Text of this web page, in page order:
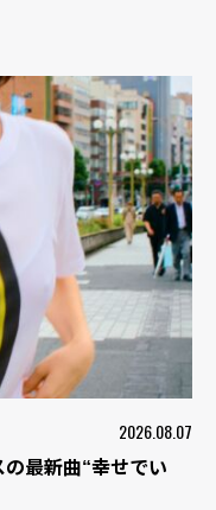
2026.08.07
最新曲“幸せでい